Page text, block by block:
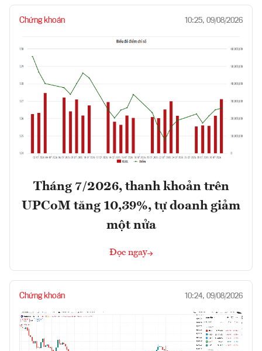
Chứng khoán 10:25, 09/08/2026
Tháng 7/2026, thanh khoản trên
UPCoM tăng 10,39%, tự doanh giảm
một nửa
Đọc ngay
Chứng khoán 10:24, 09/08/2026